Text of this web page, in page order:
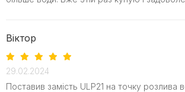
Віктор
29.02.2024
Поставив замість ULP21 на точку розлива